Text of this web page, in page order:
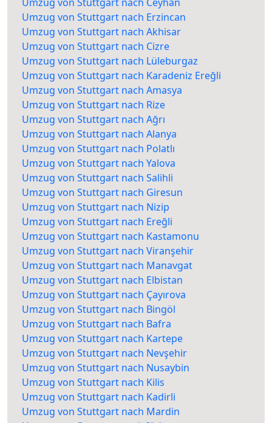
Umzug von Stuttgart nach Erzincan
Umzug von Stuttgart nach Akhisar
Umzug von Stuttgart nach Cizre
Umzug von Stuttgart nach Lüleburgaz
Umzug von Stuttgart nach Karadeniz Ereğli
Umzug von Stuttgart nach Amasya
Umzug von Stuttgart nach Rize
Umzug von Stuttgart nach Ağrı
Umzug von Stuttgart nach Alanya
Umzug von Stuttgart nach Polatlı
Umzug von Stuttgart nach Yalova
Umzug von Stuttgart nach Salihli
Umzug von Stuttgart nach Giresun
Umzug von Stuttgart nach Nizip
Umzug von Stuttgart nach Ereğli
Umzug von Stuttgart nach Kastamonu
Umzug von Stuttgart nach Viranşehir
Umzug von Stuttgart nach Manavgat
Umzug von Stuttgart nach Elbistan
Umzug von Stuttgart nach Çayırova
Umzug von Stuttgart nach Bingöl
Umzug von Stuttgart nach Bafra
Umzug von Stuttgart nach Kartepe
Umzug von Stuttgart nach Nevşehir
Umzug von Stuttgart nach Nusaybin
Umzug von Stuttgart nach Kilis
Umzug von Stuttgart nach Kadirli
Umzug von Stuttgart nach Mardin